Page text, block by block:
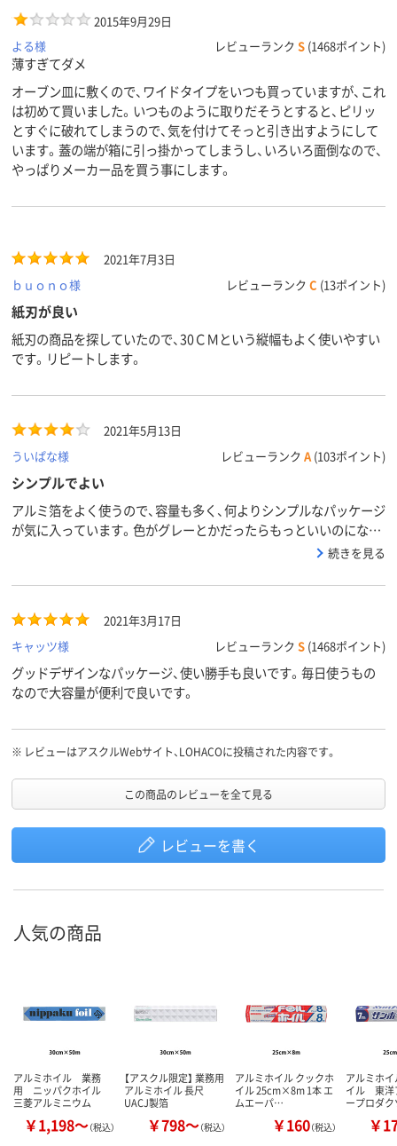
2015年9月29日
よる様
レビューランク S (1468ポイント)
薄すぎてダメ
オーブン皿に敷くので、ワイドタイプをいつも買っていますが、これ
は初めて買いました。いつものように取りだそうとすると、ピリッ
とすぐに破れてしまうので、気を付けてそっと引き出すようにして
います。蓋の端が箱に引っ掛かってしまうし、いろいろ面倒なので、
やっぱりメーカー品を買う事にします。
2021年7月3日
ｂｕｏｎｏ様
レビューランク C (13ポイント)
紙刃が良い
紙刃の商品を探していたので、30ＣＭという縦幅もよく使いやすい
です。リピートします。
2021年5月13日
ういぱな様
レビューランク A (103ポイント)
シンプルでよい
アルミ箔をよく使うので、容量も多く、何よりシンプルなパッケージ
が気に入っています。色がグレーとかだったらもっといいのにな
続きを見る
2021年3月17日
キャッツ様
レビューランク S (1468ポイント)
グッドデザインなパッケージ、使い勝手も良いです。毎日使うもの
なので大容量が便利で良いです。
※ レビューはアスクルWebサイト、LOHACOに投稿された内容です。
この商品のレビューを全て見る
レビューを書く
人気の商品
アルミホイル 業務
用 ニッパクホイル
三菱アルミニウム
￥1,198～（税込）
【アスクル限定】 業務用
アルミホイル 長尺
UACJ製箔
￥798～（税込）
アルミホイル クックホ
イル 25cm×8m 1本 エ
ムエーパ…
￥160（税込）
アルミホ
イル 東洋
ープロダク
￥